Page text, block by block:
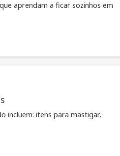
aprendam a ficar sozinhos em
incluem: itens para mastigar,